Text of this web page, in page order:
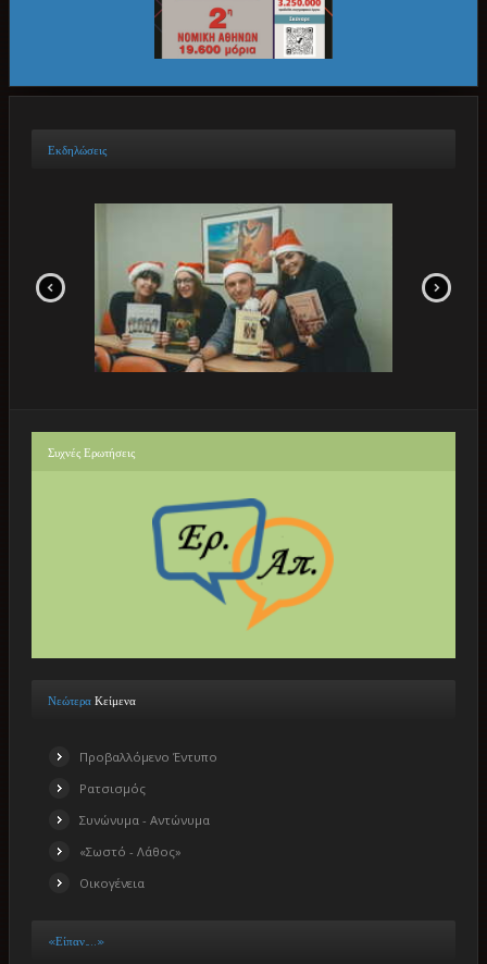
Εκδηλώσεις
Συχνές Ερωτήσεις
Νεώτερα Κείμενα
Προβαλλόμενο Έντυπο
Ρατσισμός
Συνώνυμα - Αντώνυμα
«Σωστό - Λάθος»
Οικογένεια
«Είπαν…..»